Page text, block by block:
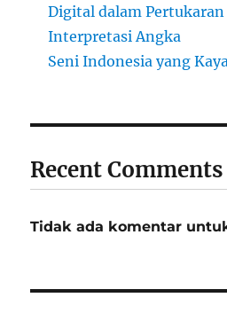
Digital dalam Pertukaran
Interpretasi Angka
Seni Indonesia yang
Recent Comments
Tidak ada komentar